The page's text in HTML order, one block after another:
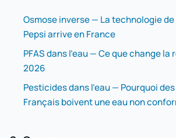
Osmose inverse — La technologie
Pepsi arrive en France
PFAS dans l'eau — Ce que change
2026
Pesticides dans l'eau — Pourquoi
Français boivent une eau non